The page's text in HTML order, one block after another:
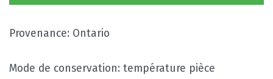
Provenance: Ontario
Mode de conservation: température pièce